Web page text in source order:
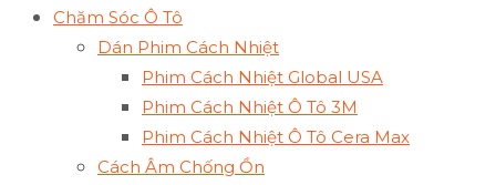
Chăm Sóc Ô Tô
Dán Phim Cách Nhiệt
Phim Cách Nhiệt Global USA
Phim Cách Nhiệt Ô Tô 3M
Phim Cách Nhiệt Ô Tô Cera Max
Cách Âm Chống Ồn